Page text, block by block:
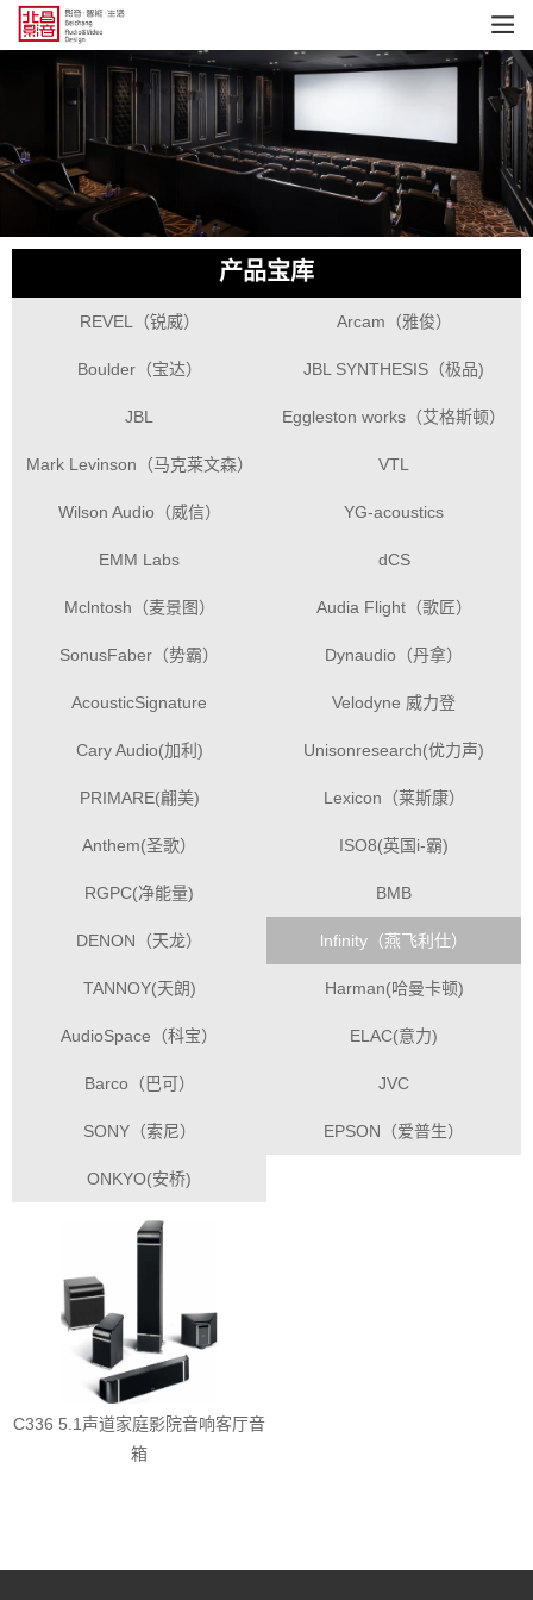
产品宝库
REVEL（锐威） Arcam（雅俊）
Boulder（宝达） JBL SYNTHESIS（极品)
JBL Eggleston works（艾格斯顿）
Mark Levinson（马克莱文森） VTL
Wilson Audio（威信） YG-acoustics
EMM Labs dCS
Mclntosh（麦景图） Audia Flight（歌匠）
SonusFaber（势霸） Dynaudio（丹拿）
AcousticSignature Velodyne 威力登
Cary Audio(加利) Unisonresearch(优力声)
PRIMARE(翩美) Lexicon（莱斯康）
Anthem(圣歌） ISO8(英国i-霸)
RGPC(净能量) BMB
DENON（天龙） lnfinity（燕飞利仕）
TANNOY(天朗) Harman(哈曼卡顿)
AudioSpace（科宝） ELAC(意力)
Barco（巴可） JVC
SONY（索尼） EPSON（爱普生）
ONKYO(安桥)
C336 5.1声道家庭影院音响客厅音
箱